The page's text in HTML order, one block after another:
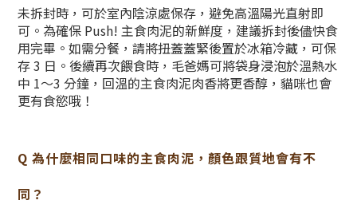
未拆封時，可於室內陰涼處保存，避免高溫陽光直射即
可。為確保 Push! 主食肉泥的新鮮度，建議拆封後儘快食
用完畢。如需分餐，請將扭蓋蓋緊後置於冰箱冷藏，可保
存 3 日。後續再次餵食時，毛爸媽可將袋身浸泡於溫熱水
中 1～3 分鐘，回溫的主食肉泥肉香將更香醇，貓咪也會
更有食慾哦！
Q 為什麼相同口味的主食肉泥，顏色跟質地會有不
同？